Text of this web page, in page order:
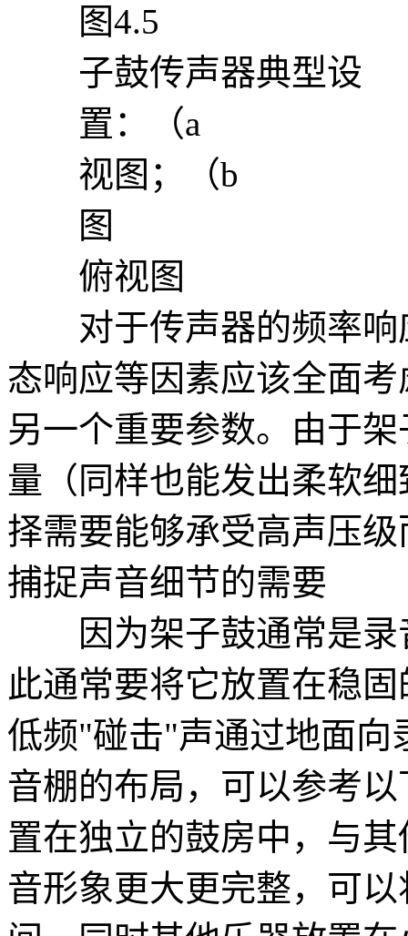
图4.5
子鼓传声器典型设
置：（a
视图；（b
图
俯视图
对于传声器的频率响
态响应等因素应该全面
另一个重要参数。由于
量（同样也能发出柔软
择需要能够承受高声压
捕捉声音细节的需要
因为架子鼓通常是录
此通常要将它放置在稳
低频"碰击"声通过地面向
音棚的布局，可以参考
置在独立的鼓房中，与
音形象更大更完整，可